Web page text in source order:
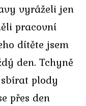
vyráželi jen
pracovní
dítěte jsem
den. Tchyně
plody
přes den